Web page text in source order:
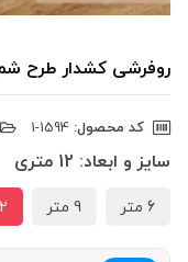
روفرشی کشدار طرح شمیم 110 -
کد محصول:
سایز و ابعاد: 12 متری
6 متر 9 متر 12